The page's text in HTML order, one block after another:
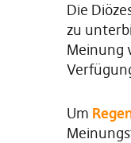
Die
zu
Meinung
Um